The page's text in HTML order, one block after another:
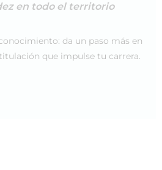
en todo el territorio
da un paso más en
que impulse tu carrera.